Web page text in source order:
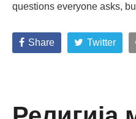
questions everyone asks,
Share Twitter